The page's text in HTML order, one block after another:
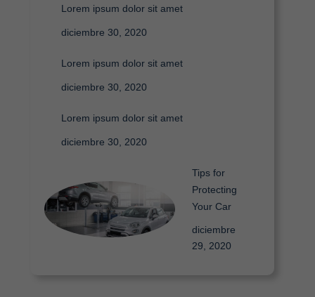
Lorem ipsum dolor sit amet
diciembre 30, 2020
Lorem ipsum dolor sit amet
diciembre 30, 2020
Lorem ipsum dolor sit amet
diciembre 30, 2020
Tips for
Protecting
Your Car
diciembre
29, 2020